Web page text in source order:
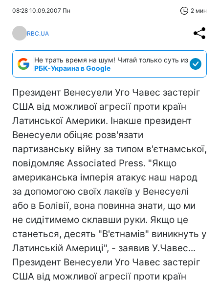
08:28 10.09.2007 Пн 2 мин
RBC.UA
Не трать время на шум! Читай только суть из
РБК-Украина в Google
Президент Венесуели Уго Чавес застеріг
США від можливої агресії проти країн
Латинської Америки. Інакше президент
Венесуели обіцяє розв'язати
партизанську війну за типом в'єтнамської,
повідомляє Associated Press. "Якщо
американська імперія атакує наш народ
за допомогою своїх лакеїв у Венесуелі
або в Болівії, вона повинна знати, що ми
не сидітимемо склавши руки. Якщо це
станеться, десять "В'єтнамів" виникнуть у
Латинській Америці", - заявив У.Чавес...
Президент Венесуели Уго Чавес застеріг
США від можливої агресії проти країн